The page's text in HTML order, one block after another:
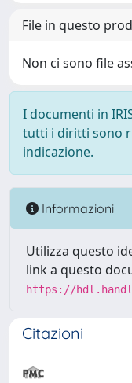
File in questo
Non ci sono file
I documenti in
tutti i diritti sono
indicazione.
Informazioni
Utilizza questo
link a questo
https://
Citazioni